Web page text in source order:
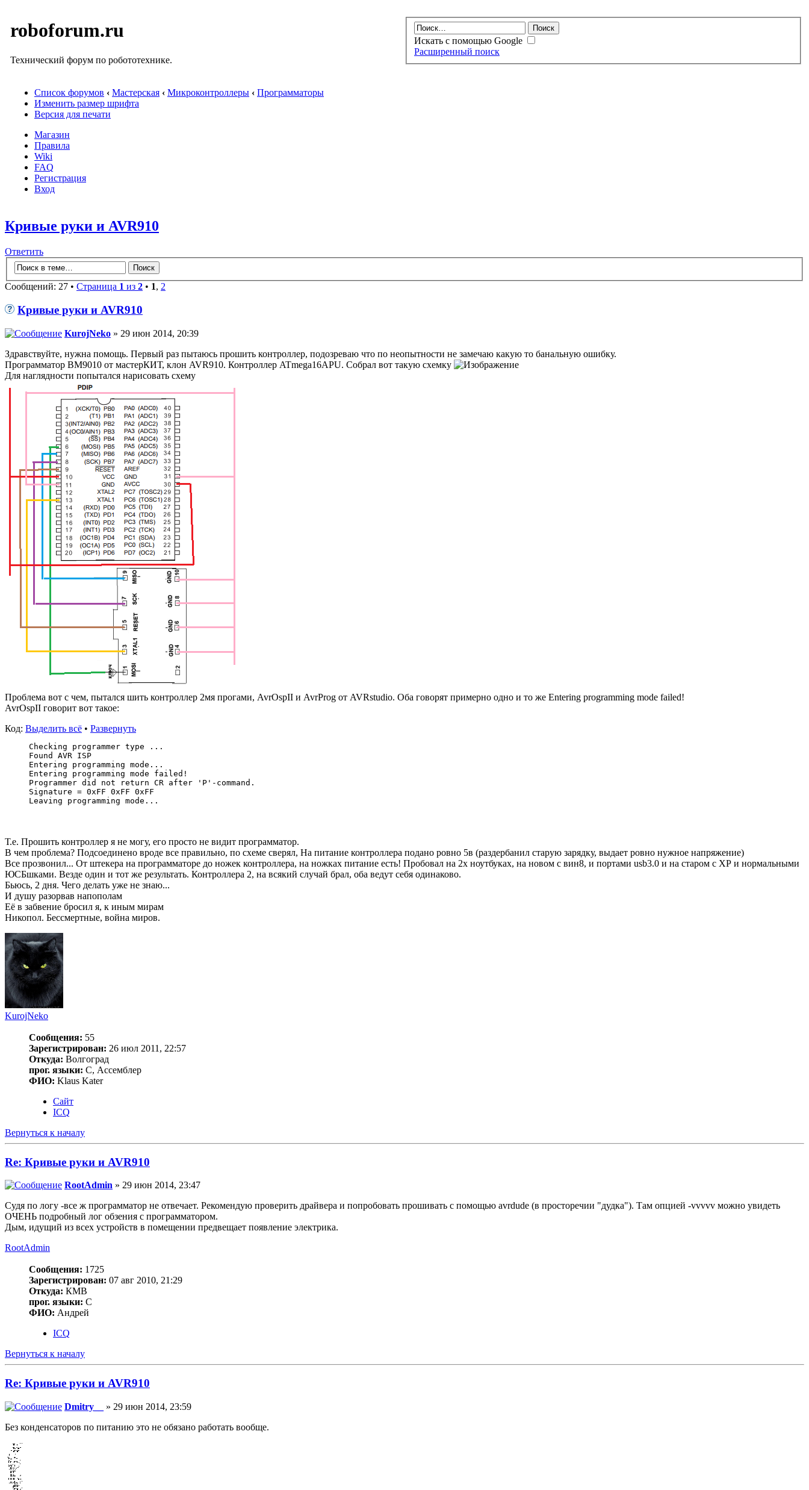
roboforum.ru
Технический форум по робототехнике.
Искать с помощью Google
Расширенный поиск
Список форумов ‹ Мастерская ‹ Микроконтроллеры ‹ Программаторы
Изменить размер шрифта
Версия для печати
Магазин
Правила
Wiki
FAQ
Регистрация
Вход
Кривые руки и AVR910
Ответить
Сообщений: 27 • Страница 1 из 2 • 1, 2
Кривые руки и AVR910
KurojNeko » 29 июн 2014, 20:39
Здравствуйте, нужна помощь. Первый раз пытаюсь прошить контроллер, подозреваю что по неопытности не замечаю какую то банальную ошибку.
Программатор BM9010 от мастерКИТ, клон AVR910. Контроллер ATmega16APU. Собрал вот такую схемку
Для наглядности попытался нарисовать схему
Проблема вот с чем, пытался шить контроллер 2мя прогами, AvrOspII и AvrProg от AVRstudio. Оба говорят примерно одно и то же Entering programming mode failed!
AvrOspII говорит вот такое:
Код: Выделить всё • Развернуть
Checking programmer type ...
Found AVR ISP
Entering programming mode...
Entering programming mode failed!
Programmer did not return CR after 'P'-command.
Signature = 0xFF 0xFF 0xFF
Leaving programming mode...
Т.е. Прошить контроллер я не могу, его просто не видит программатор.
В чем проблема? Подсоединено вроде все правильно, по схеме сверял, На питание контроллера подано ровно 5в (раздербанил старую зарядку, выдает ровно нужное напряжение)
Все прозвонил... От штекера на программаторе до ножек контроллера, на ножках питание есть! Пробовал на 2х ноутбуках, на новом с вин8, и портами usb3.0 и на старом с ХР и нормальными
ЮСБшками. Везде один и тот же результать. Контроллера 2, на всякий случай брал, оба ведут себя одинаково.
Бьюсь, 2 дня. Чего делать уже не знаю...
И душу разорвав напополам
Её в забвение бросил я, к иным мирам
Никопол. Бессмертные, война миров.
KurojNeko
Сообщения: 55
Зарегистрирован: 26 июл 2011, 22:57
Откуда: Волгоград
прог. языки: С, Ассемблер
ФИО: Klaus Kater
Сайт
ICQ
Вернуться к началу
Re: Кривые руки и AVR910
RootAdmin » 29 июн 2014, 23:47
Судя по логу -все ж программатор не отвечает. Рекомендую проверить драйвера и попробовать прошивать с помощью avrdude (в просторечии "дудка"). Там опцией -vvvvv можно увидеть
ОЧЕНЬ подробный лог обзения с программатором.
Дым, идущий из всех устройств в помещении предвещает появление электрика.
RootAdmin
Сообщения: 1725
Зарегистрирован: 07 авг 2010, 21:29
Откуда: КМВ
прог. языки: C
ФИО: Андрей
ICQ
Вернуться к началу
Re: Кривые руки и AVR910
Dmitry__
» 29 июн 2014, 23:59
Без конденсаторов по питанию это не обязано работать вообще.